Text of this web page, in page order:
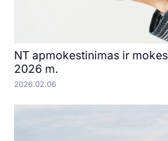
NT apmokestinimas ir
2026 m.
2026.02.06